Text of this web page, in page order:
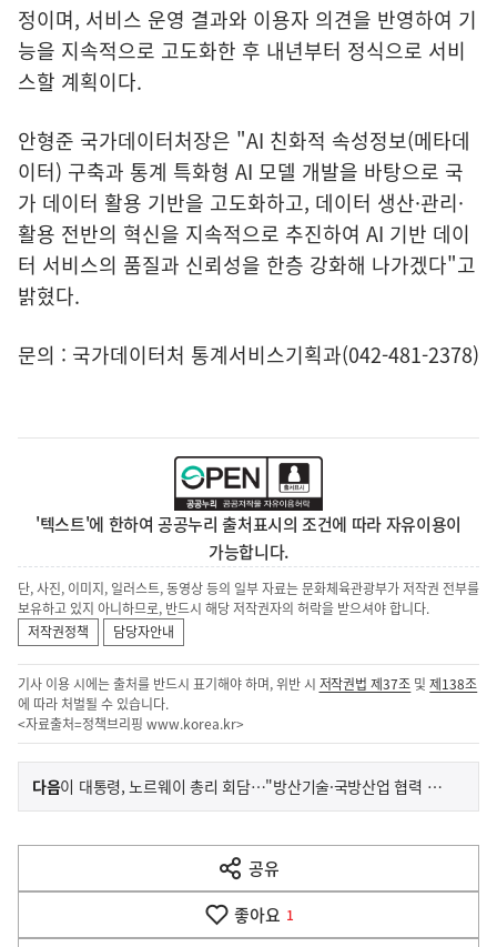
정이며, 서비스 운영 결과와 이용자 의견을 반영하여 기
능을 지속적으로 고도화한 후 내년부터 정식으로 서비
스할 계획이다.
안형준 국가데이터처장은 "AI 친화적 속성정보(메타데
이터) 구축과 통계 특화형 AI 모델 개발을 바탕으로 국
가 데이터 활용 기반을 고도화하고, 데이터 생산·관리·
활용 전반의 혁신을 지속적으로 추진하여 AI 기반 데이
터 서비스의 품질과 신뢰성을 한층 강화해 나가겠다"고
밝혔다.
문의 : 국가데이터처 통계서비스기획과(042-481-2378)
'텍스트'에 한하여 공공누리 출처표시의 조건에 따라 자유이용이
가능합니다.
단, 사진, 이미지, 일러스트, 동영상 등의 일부 자료는 문화체육관광부가 저작권 전부를
보유하고 있지 아니하므로, 반드시 해당 저작권자의 허락을 받으셔야 합니다.
저작권정책
담당자안내
기사 이용 시에는 출처를 반드시 표기해야 하며, 위반 시 저작권법 제37조 및제138조
에 따라 처벌될 수 있습니다.
<자료출처=정책브리핑 www.korea.kr>
이
전
다
음
다음기
사
이 대통령, 노르웨이 총리 회담…"방산기술·국방산업 협력 강화"
공유
열
기
좋아요 1